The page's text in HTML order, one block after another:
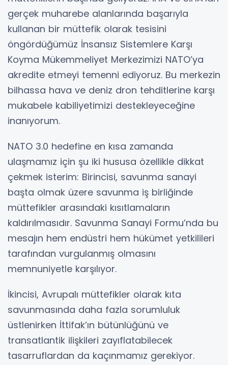
gerçek muharebe alanlarında başarıyla
kullanan bir müttefik olarak tesisini
öngördüğümüz İnsansız Sistemlere Karşı
Koyma Mükemmeliyet Merkezimizi NATO’ya
akredite etmeyi temenni ediyoruz. Bu merkezin
bilhassa hava ve deniz dron tehditlerine karşı
mukabele kabiliyetimizi destekleyeceğine
inanıyorum.
NATO 3.0 hedefine en kısa zamanda
ulaşmamız için şu iki hususa özellikle dikkat
çekmek isterim: Birincisi, savunma sanayi
başta olmak üzere savunma iş birliğinde
müttefikler arasındaki kısıtlamaların
kaldırılmasıdır. Savunma Sanayi Formu’nda bu
mesajın hem endüstri hem hükümet yetkilileri
tarafından vurgulanmış olmasını
memnuniyetle karşılıyor.
İkincisi, Avrupalı müttefikler olarak kıta
savunmasında daha fazla sorumluluk
üstlenirken İttifak’ın bütünlüğünü ve
transatlantik ilişkileri zayıflatabilecek
tasarruflardan da kaçınmamız gerekiyor.